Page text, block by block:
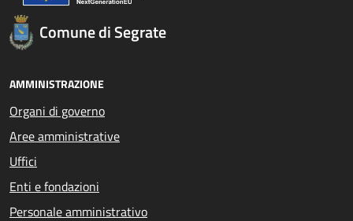
Comune di Segrate
AMMINISTRAZIONE
Organi di governo
Aree amministrative
Uffici
Enti e fondazioni
Personale amministrativo